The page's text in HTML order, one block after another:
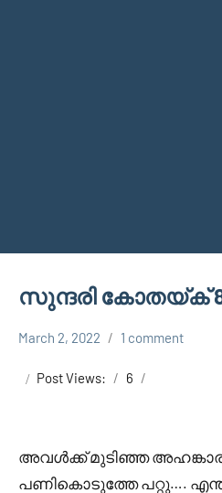
സുന്ദരി കോതയ്ക്
March 2, 2022
Cm
1 comment
Post Views: 6
അവൾക്ക് മുടിഞ്ഞ
പണികൊടുത്തേ പറ്റു….